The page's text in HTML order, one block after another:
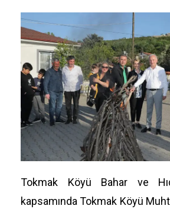
Tokmak Köyü Bahar ve
kapsamında Tokmak Köyü